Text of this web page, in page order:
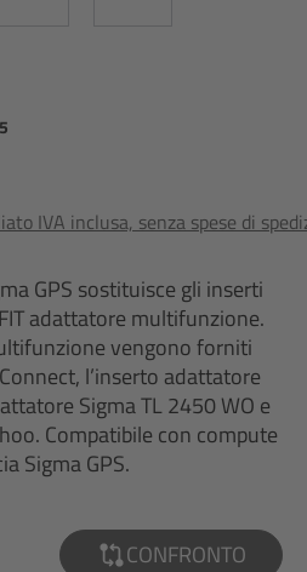
IVA inclusa, senza spese di
GPS sostituisce gli inserti
adattatore multifunzione.
vengono forniti
l’inserto adattatore
Sigma TL 2450 WO e
Compatibile con compute
Sigma GPS.
CONFRONTO